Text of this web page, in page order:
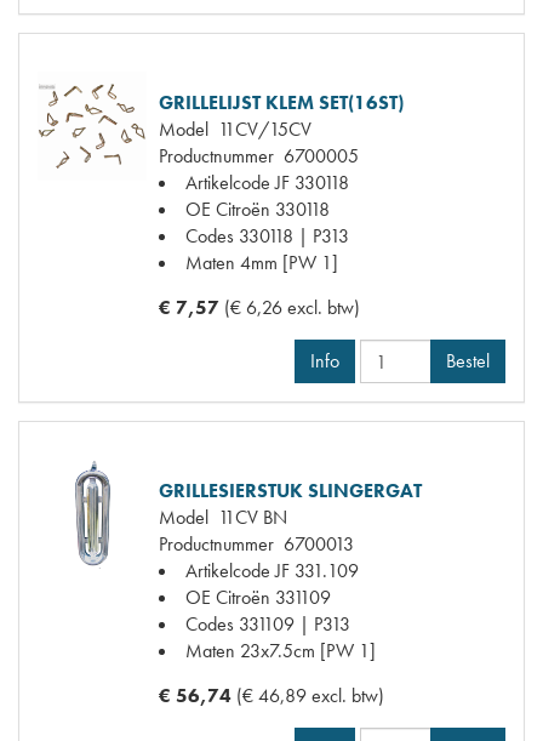
GRILLELIJST KLEM SET(16ST)
Model 11CV/15CV
Productnummer 6700005
Artikelcode JF 330118
OE Citroën 330118
Codes 330118 | P313
Maten 4mm [PW 1]
€ 7,57 (€ 6,26 excl. btw)
Info Bestel
GRILLESIERSTUK SLINGERGAT
Model 11CV BN
Productnummer 6700013
Artikelcode JF 331.109
OE Citroën 331109
Codes 331109 | P313
Maten 23x7.5cm [PW 1]
€ 56,74 (€ 46,89 excl. btw)